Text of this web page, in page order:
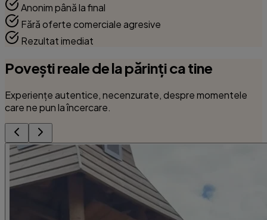
Anonim până la final
Fără oferte comerciale agresive
Rezultat imediat
Povești reale de la părinți ca tine
Experiențe autentice, necenzurate, despre momentele
care ne pun la încercare.